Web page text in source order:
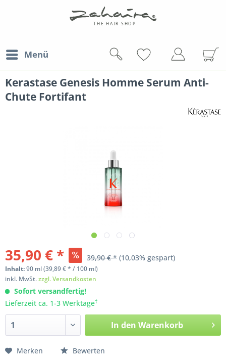
Menü
Kerastase Genesis Homme Serum Anti-
Chute Fortifant
35,90 € * 39,90 € * (10,03% gespart)
Inhalt:90 ml(39,89 € * / 100 ml)
inkl. MwSt.zzgl. Versandkosten
Sofort versandfertig!
Lieferzeit ca. 1-3 Werktage†
In den Warenkorb
Merken Bewerten